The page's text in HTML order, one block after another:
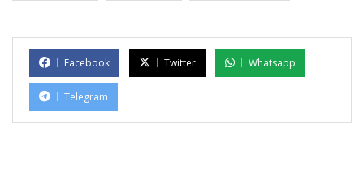
Facebook Twitter Whatsapp
Telegram